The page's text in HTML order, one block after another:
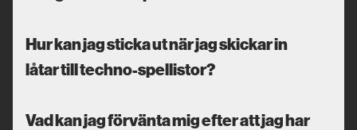
Hur kan jag sticka ut när jag skickar in
låtar till techno-spellistor?
Vad kan jag förvänta mig efter att jag har